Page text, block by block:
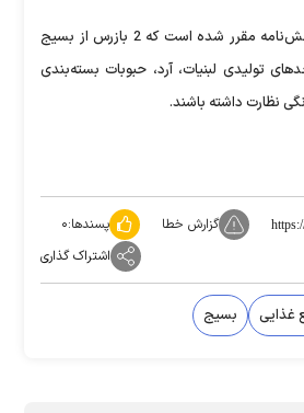
گفتنی است بنا بر این بخش‌نامه مقرر شده است که 2 بازرس از بسیج
تولیدی لبنیات، آرد، حبوبات بسته‌بندی
نظارت داشته باشند.
گزارش خطا پسندها:۰
اشتراک گذاری
غذایی بسیج